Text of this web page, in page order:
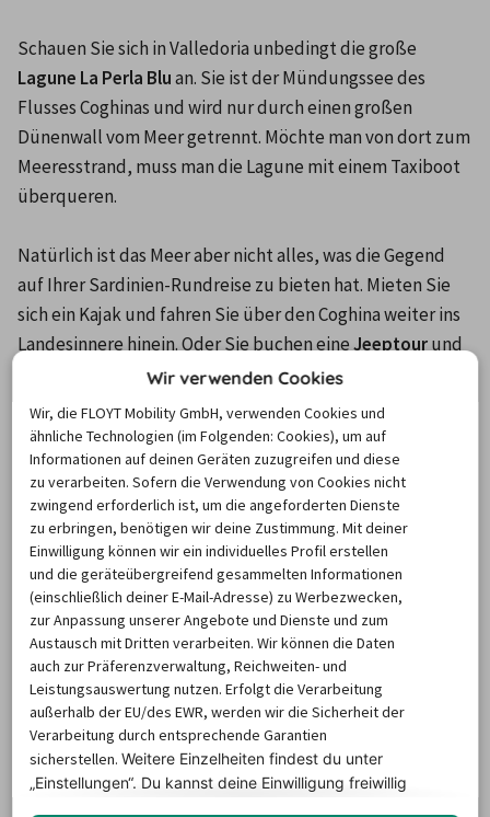
Lagune La Perla Blu an. Sie ist der Mündungssee des
Flusses Coghinas und wird nur durch einen großen
Dünenwall vom Meer getrennt. Möchte man von dort zum
Meeresstrand, muss man die Lagune mit einem Taxiboot
überqueren.
Natürlich ist das Meer aber nicht alles, was die Gegend
auf Ihrer Sardinien-Rundreise zu bieten hat. Mieten Sie
sich ein Kajak und fahren Sie über den Coghina weiter ins
Landesinnere hinein. Oder Sie buchen eine Jeeptour und
entdecken felsige Klippen und abenteuerliche Routen
durch Berge und Täler.
8. Isola Rossa
Wenn es Sie nun doch wieder ans Meer zieht, sollten Sie
auf Ihrer Rundreise durch Sardinien die Isola Rossa
ansteuern. Die Stadt trägt ihren Namen wegen der nahe
Aragon-Turm trägt viel zu der bezaubernden Atmosphäre
des alten Fischerdorfes bei. Bewundern Sie bei
Sonnenuntergang die wunderschöne Küste mit den
rötlich-gelben Granitsteinen.
Wir verwenden Cookies
Wir, die FLOYT Mobility GmbH, verwenden Cookies und
ähnliche Technologien (im Folgenden: Cookies), um auf
Informationen auf deinen Geräten zuzugreifen und diese
zu verarbeiten. Sofern die Verwendung von Cookies nicht
zwingend erforderlich ist, um die angeforderten Dienste
zu erbringen, benötigen wir deine Zustimmung. Mit deiner
Einwilligung können wir ein individuelles Profil erstellen
und die geräteübergreifend gesammelten Informationen
(einschließlich deiner E-Mail-Adresse) zu Werbezwecken,
zur Anpassung unserer Angebote und Dienste und zum
Austausch mit Dritten verarbeiten. Wir können die Daten
auch zur Präferenzverwaltung, Reichweiten- und
Leistungsauswertung nutzen. Erfolgt die Verarbeitung
außerhalb der EU/des EWR, werden wir die Sicherheit der
Verarbeitung durch entsprechende Garantien
sicherstellen.Weitere Einzelheiten findest du unter
„Einstellungen“. Du kannst deine Einwilligung freiwillig